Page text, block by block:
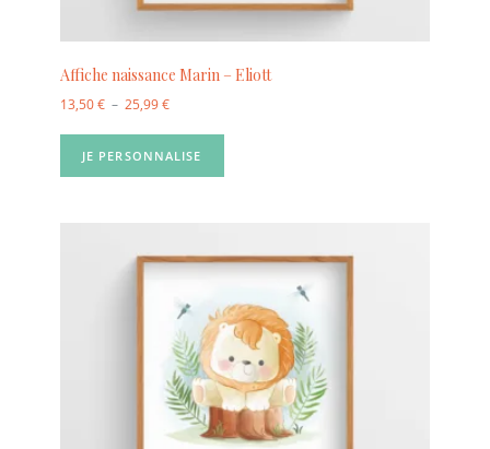
Affiche naissance Marin – Eliott
13,50€ – 25,99€
JE PERSONNALISE